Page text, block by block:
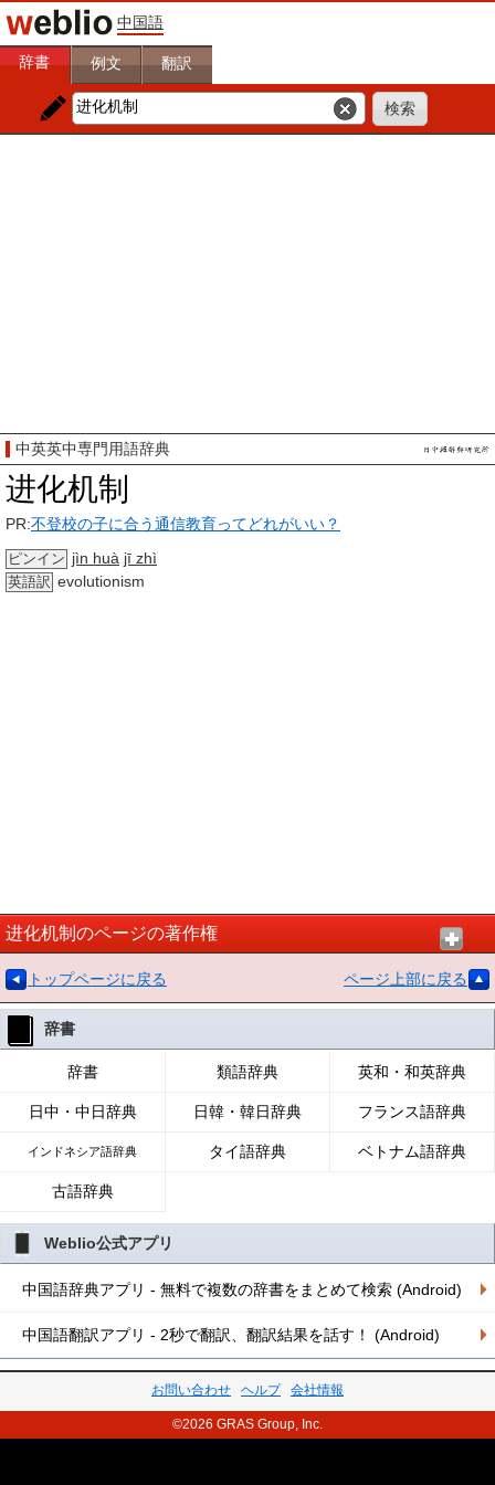
中国語
辞書 例文 翻訳
中英英中専門用語辞典
进化机制
PR:不登校の子に合う通信教育ってどれがいい？
ピンイン jìn huà jī zhì
英語訳 evolutionism
进化机制のページの著作権
トップページに戻る ページ上部に戻る
辞書
辞書 類語辞典 英和・和英辞典
日中・中日辞典 日韓・韓日辞典 フランス語辞典
インドネシア語辞典 タイ語辞典 ベトナム語辞典
古語辞典
Weblio公式アプリ
中国語辞典アプリ - 無料で複数の辞書をまとめて検索 (Android)
中国語翻訳アプリ - 2秒で翻訳、翻訳結果を話す！ (Android)
お問い合わせ ヘルプ 会社情報
©2026 GRAS Group, Inc.